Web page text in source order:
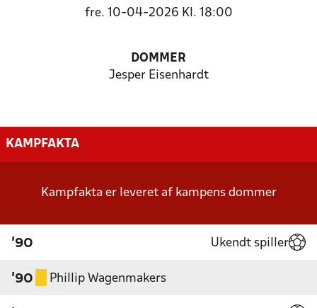
fre. 10-04-2026 Kl. 18:00
DOMMER
Jesper Eisenhardt
KAMPFAKTA
Kampfakta er leveret af kampens dommer
'90 Ukendt spiller
'90 Phillip Wagenmakers